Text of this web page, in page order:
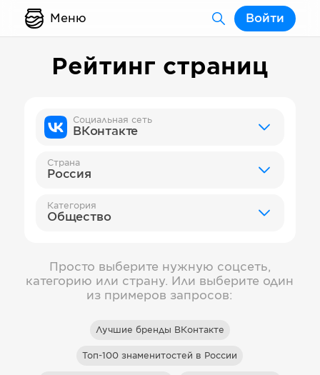
Меню Войти
Рейтинг страниц
Социальная сеть
ВКонтакте
Страна
Россия
Категория
Общество
Просто выберите нужную соцсеть,
категорию или страну. Или выберите один
из примеров запросов:
Лучшие бренды ВКонтакте
Топ-100 знаменитостей в России